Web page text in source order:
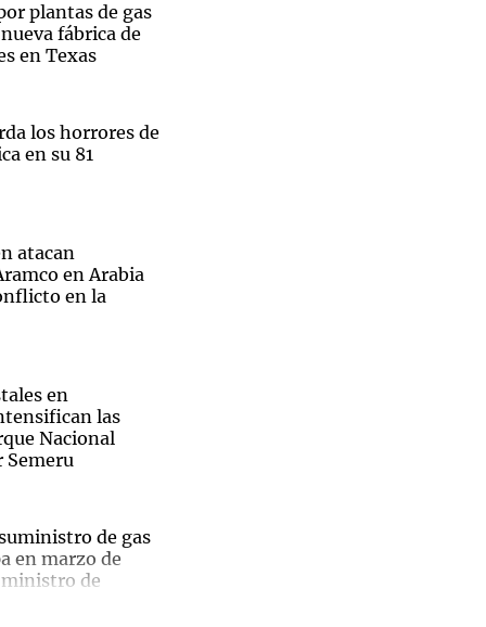
plantas de gas
fábrica de
en Texas
los horrores de
en su 81
atacan
en Arabia
en la
en
las
Nacional
Semeru
de gas
en marzo de
ministro de